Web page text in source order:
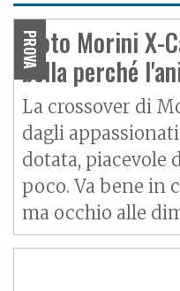
PROVA
Moto Morini X-
bella perché
La crossover di
dagli
dotata, piacevole
poco. Va bene in
ma occhio alle